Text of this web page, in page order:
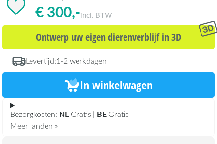
€ 300,-incl. BTW
Ontwerp uw eigen dierenverblijf in 3D
Levertijd:1-2 werkdagen
In winkelwagen
Bezorgkosten: NL Gratis | BE Gratis
Meer landen »